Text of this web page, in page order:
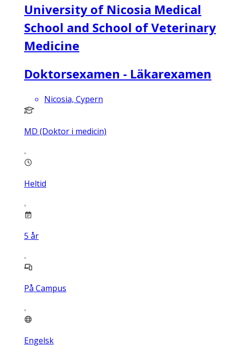
University of Nicosia Medical
School and School of Veterinary
Medicine
Doktorsexamen - Läkarexamen
Nicosia, Cypern
MD (Doktor i medicin)
Heltid
5 år
På Campus
Engelsk